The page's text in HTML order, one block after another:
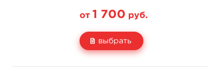
от 1 700 руб.
выбрать